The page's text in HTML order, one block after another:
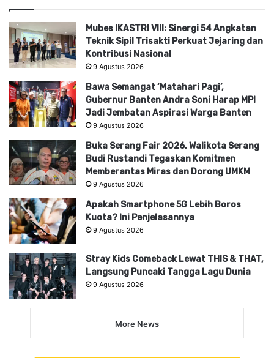
Mubes IKASTRI VIII: Sinergi 54 Angkatan
Teknik Sipil Trisakti Perkuat Jejaring dan
Kontribusi Nasional
9 Agustus 2026
Bawa Semangat ‘Matahari Pagi’,
Gubernur Banten Andra Soni Harap MPI
Jadi Jembatan Aspirasi Warga Banten
9 Agustus 2026
Buka Serang Fair 2026, Walikota Serang
Budi Rustandi Tegaskan Komitmen
Memberantas Miras dan Dorong UMKM
9 Agustus 2026
Apakah Smartphone 5G Lebih Boros
Kuota? Ini Penjelasannya
9 Agustus 2026
Stray Kids Comeback Lewat THIS & THAT,
Langsung Puncaki Tangga Lagu Dunia
9 Agustus 2026
More News